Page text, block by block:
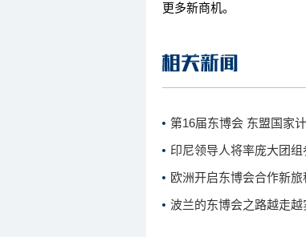
更多新商机。
第16届东博会 东盟国家
印尼领导人将率庞大团
欧洲开启东博会合作新旅
波兰的东博会之路越走越